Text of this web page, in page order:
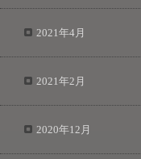
2021年4月
2021年2月
2020年12月